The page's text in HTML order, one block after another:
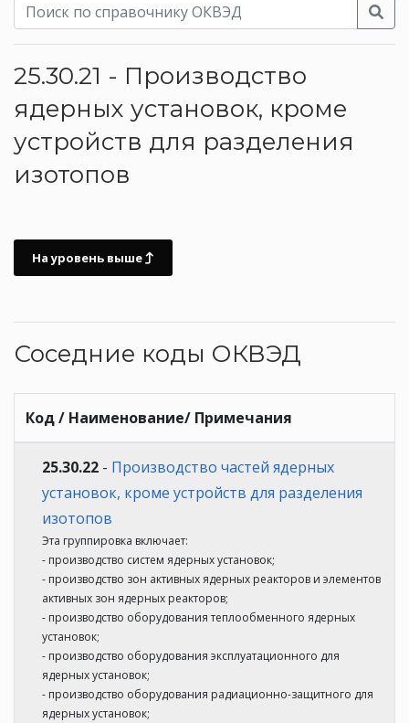
25.30.21 - Производство
ядерных установок, кроме
устройств для разделения
изотопов
На уровень выше
Соседние коды ОКВЭД
Код / Наименование/ Примечания
25.30.22 - Производство частей ядерных
установок, кроме устройств для разделения
изотопов
Эта группировка включает:
- производство систем ядерных установок;
- производство зон активных ядерных реакторов и элементов
активных зон ядерных реакторов;
- производство оборудования теплообменного ядерных
установок;
- производство оборудования эксплуатационного для
ядерных установок;
- производство оборудования радиационно-защитного для
ядерных установок;